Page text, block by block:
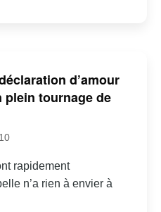
d’amour
plein tournage de
rapidement
n’a rien à envier à